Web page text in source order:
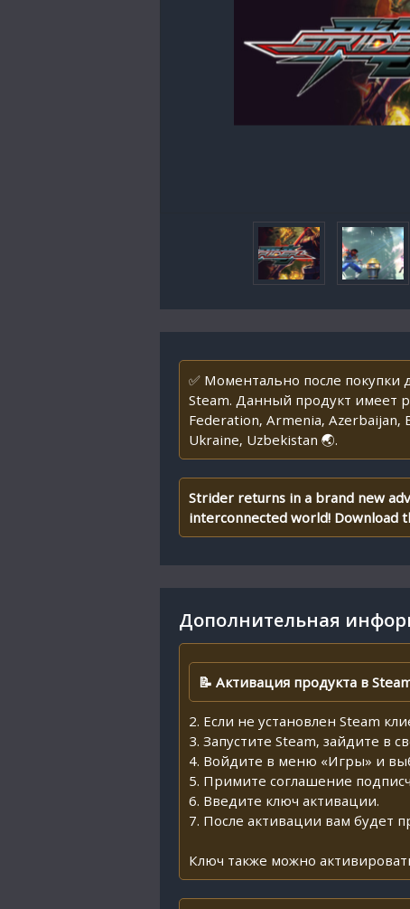
✅ Моментально после покупки
Steam. Данный продукт имеет
Federation, Armenia, Azerbaijan,
Ukraine, Uzbekistan 🌏.
Strider returns in a brand new
interconnected world! Download
Дополнительная
📝 Активация продукта в
2. Если не установлен Steam
3. Запустите Steam, зайдите в
4. Войдите в меню «Игры» и
5. Примите соглашение
6. Введите ключ активации.
7. После активации вам будет
Ключ также можно